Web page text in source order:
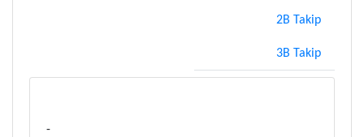
2B Takip
3B Takip
-